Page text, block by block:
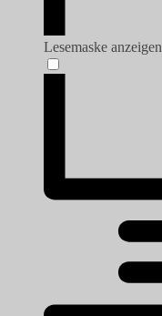
Lesemaske anzeigen